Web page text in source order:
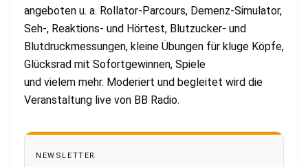
angeboten u. a. Rollator-Parcours, Demenz-Simulator,
Seh-, Reaktions- und Hörtest, Blutzucker- und
Blutdruckmessungen, kleine Übungen für kluge Köpfe,
Glücksrad mit Sofortgewinnen, Spiele
und vielem mehr. Moderiert und begleitet wird die
Veranstaltung live von BB Radio.
NEWSLETTER